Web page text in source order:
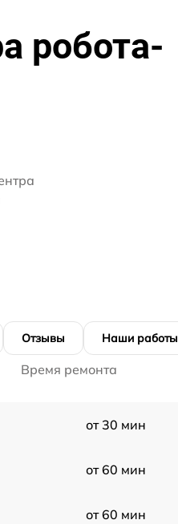
робота-
Отзывы Наши работы
Время ремонта
от 30 мин
от 60 мин
от 60 мин